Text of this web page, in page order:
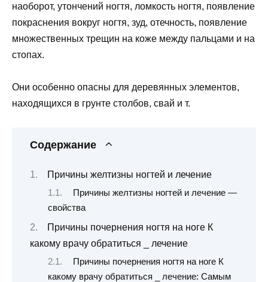
наоборот, утончений ногтя, ломкость ногтя, появление
покраснения вокруг ногтя, зуд, отечность, появление
множественных трещин на коже между пальцами и на
стопах.
Они особенно опасны для деревянных элементов,
находящихся в грунте столбов, свай и т.
Содержание
Причины желтизны ногтей и лечение
Причины желтизны ногтей и лечение —
свойства
Причины почернения ногтя на ноге К
какому врачу обратиться _ лечение
Причины почернения ногтя на ноге К
какому врачу обратиться _ лечение: Самым